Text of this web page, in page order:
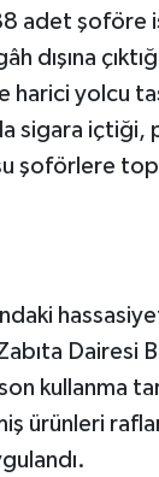
adet şoföre
dışına
harici yolcu
sigara içtiği,
şoförlere
Dairesi
kullanma
ürünleri